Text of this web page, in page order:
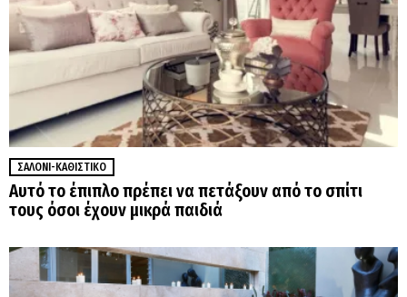
ΣΑΛΌΝΙ-ΚΑΘΙΣΤΙΚΌ
Αυτό το έπιπλο πρέπει να πετάξουν από το σπίτι
τους όσοι έχουν μικρά παιδιά